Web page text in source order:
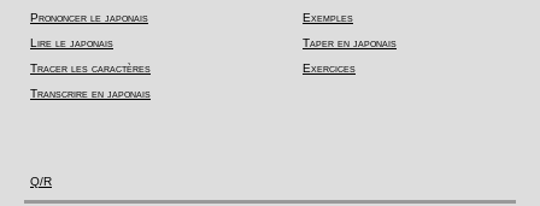
Prononcer le japonais
Lire le japonais
Tracer les caractères
Transcrire en japonais
Exemples
Taper en japonais
Exercices
Q/R